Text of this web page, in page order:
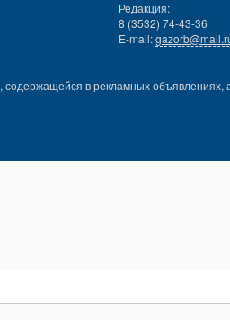
Редакция:
8 (3532) 74-43-36
E-mail:
в рекламных